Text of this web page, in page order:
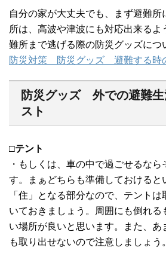
自分の家が大丈夫でも、まず避難
所は、高波や津波にも対応出来るよ
難所まで逃げる際の防災グッズにつ
防災対策 防災グッズ 避難する時
防災グッズ 外での避難生
スト
□テント
・もしくは、車の中で過ごせるなら
す。まぁどちらも準備しておけると
「住」となる部分なので、テント
いておきましょう。周囲にも倒れる
い場所が良いと思います。また、あ
も取り出せないので注意しましょう。